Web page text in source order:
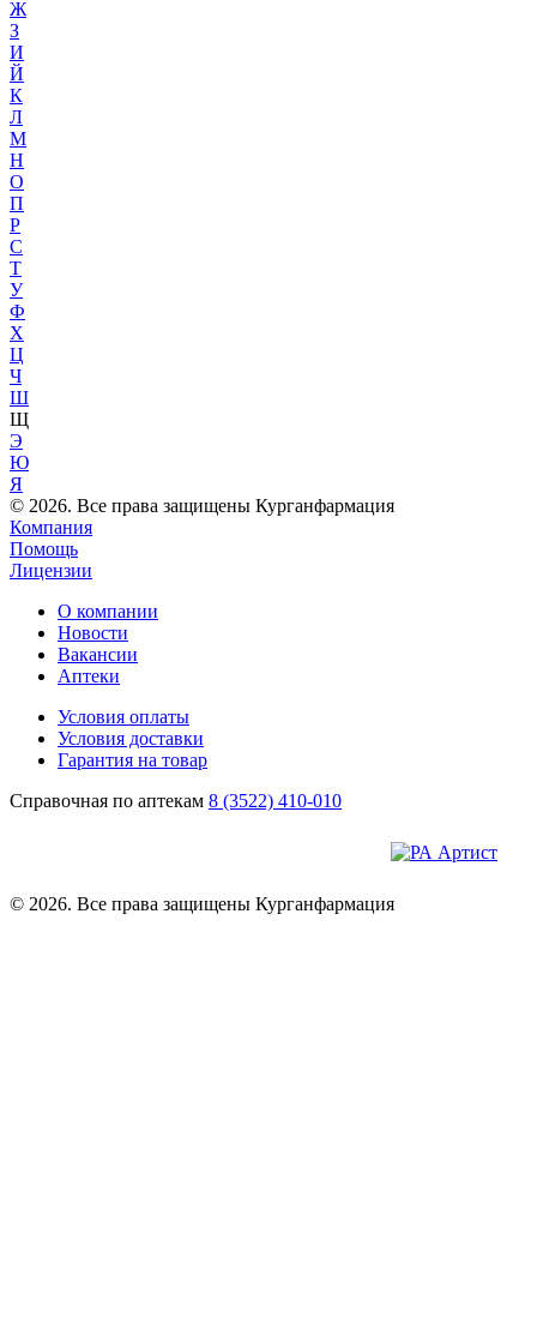
Ж
З
И
Й
К
Л
М
Н
О
П
Р
С
Т
У
Ф
Х
Ц
Ч
Ш
Щ
Э
Ю
Я
© 2026. Все права защищены Курганфармация
Компания
Помощь
Лицензии
О компании
Новости
Вакансии
Аптеки
Условия оплаты
Условия доставки
Гарантия на товар
Справочная по аптекам 8 (3522) 410-010
© 2026. Все права защищены Курганфармация